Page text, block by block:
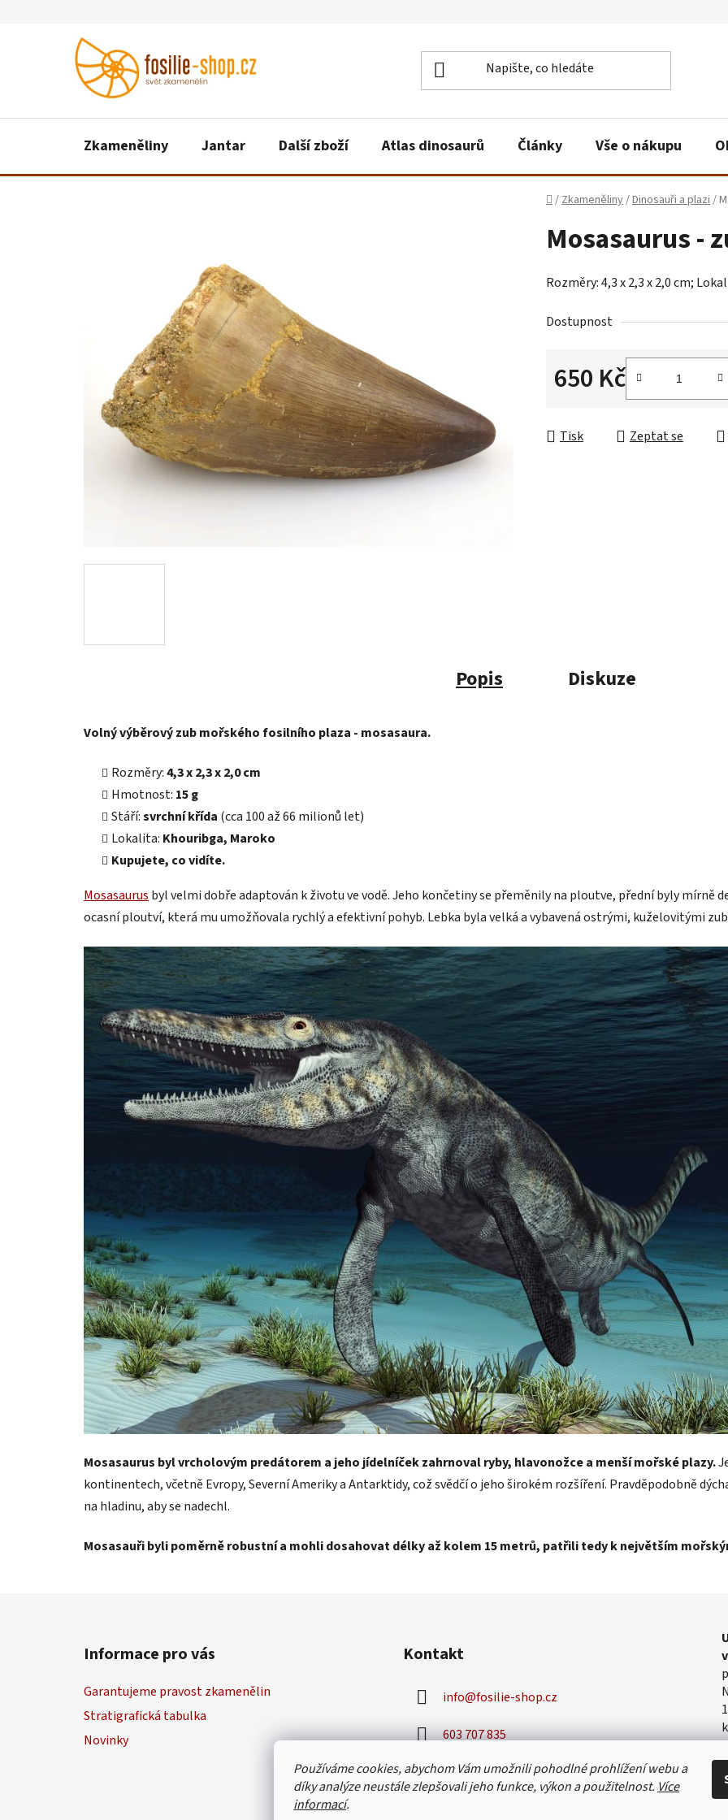
Používáme cookies, abychom Vám umožnili pohodlné prohlížení webu a
díky analýze neustále zlepšovali jeho funkce, výkon a použitelnost. Více
informací.
Zkameněliny Jantar Další zboží Atlas dinosaurů Články Vše o nákupu
Domů
/Zkameněliny/Dinosauři a plazi/
Mosasaurus -
Rozměry: 4,3 x 2,3 x 2,0 cm;
Dostupnost
650 Kč
Tisk Zeptat se
Popis Diskuze
Volný výběrový zub mořského fosilního plaza - mosasaura.
Rozměry:4,3 x 2,3 x 2,0 cm
Hmotnost: 15 g
Stáří:svrchní křída (cca 100 až 66 milionů let)
Lokalita: Khouribga, Maroko
Kupujete, co vidíte.
Mosasaurus byl velmi dobře adaptován k životu ve vodě. Jeho končetiny se přeměnily na ploutve, přední byly mírně
ocasní ploutví, která mu umožňovala rychlý a efektivní pohyb. Lebka byla velká a vybavená ostrými, kuželovitými
Mosasaurus byl vrcholovým predátorem a jeho jídelníček zahrnoval ryby, hlavonožce a menší mořské plazy.
kontinentech, včetně Evropy, Severní Ameriky a Antarktidy, což svědčí o jeho širokém rozšíření. Pravděpodobně
na hladinu, aby se nadechl.
Mosasauři byli poměrně robustní a mohli dosahovat délky až kolem 15 metrů, patřili tedy k největším
Informace pro vás
Garantujeme pravost zkamenělin
Stratigrafická tabulka
Novinky
Kontakt
info@fosilie-shop.cz
603 707 835